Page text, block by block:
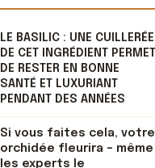
LE BASILIC : UNE CUILLERÉE
DE CET INGRÉDIENT PERMET
DE RESTER EN BONNE
SANTÉ ET LUXURIANT
PENDANT DES ANNÉES
Si vous faites cela, votre
orchidée fleurira – même
les experts le